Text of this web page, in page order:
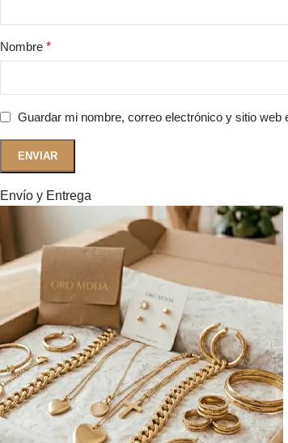
Nombre *
Guardar mi nombre, correo electrónico y sitio
Envío y Entrega